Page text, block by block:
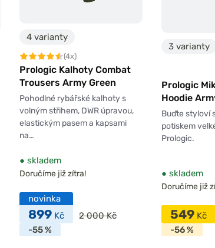
4 varianty
(4x)
Prologic Kalhoty Combat
Trousers Army Green
Pohodlné rybářské kalhoty s
volným střihem, DWR úpravou,
elastickým pasem a kapsami
na…
● skladem
Doručíme již zítra!
novinka
899 Kč
2 000 Kč
-55 %
3 varianty
Prologic
Hoodie
Buďte styloví
potiskem
Prologic.
● skladem
Doručíme již
549 Kč
-56 %